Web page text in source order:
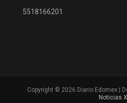
5518166201
Copyright © 2026 Diario Edomex |
Noticias X